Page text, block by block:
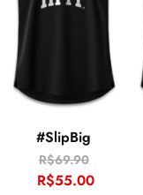
#SlipBig
R$69.90
R$55.00